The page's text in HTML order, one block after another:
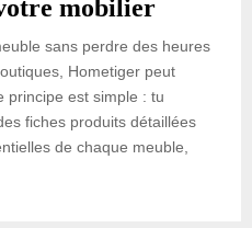
mobilier
sans perdre des heures
Hometiger peut
principe est simple : tu
fiches produits détaillées
de chaque meuble,